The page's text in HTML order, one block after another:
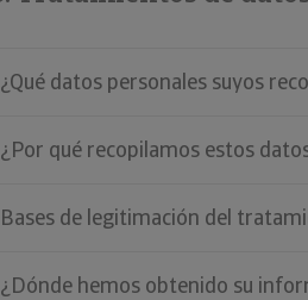
¿Qué datos personales suyos
¿Por qué recopilamos estos
Bases de legitimación del
¿Dónde hemos obtenido su